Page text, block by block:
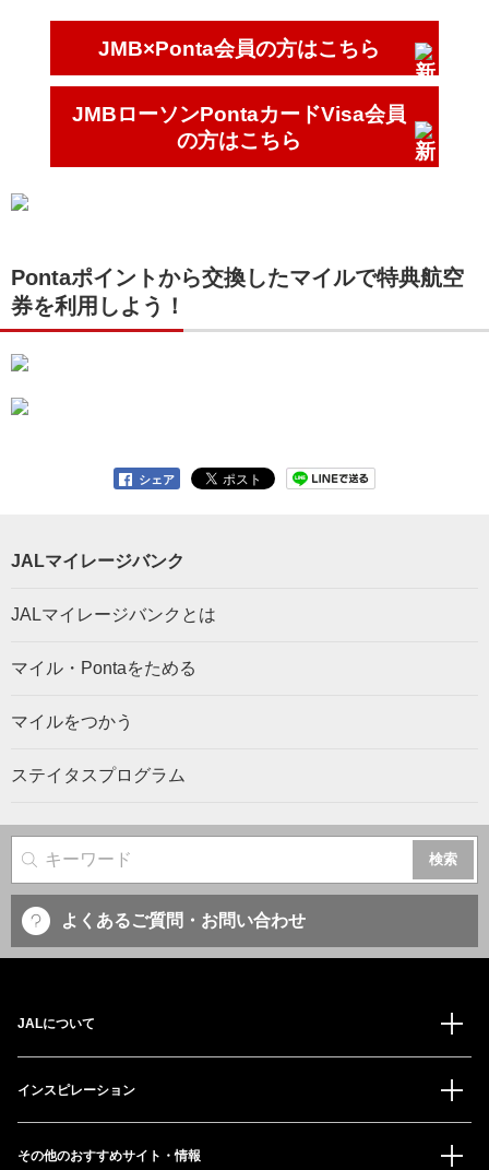
JMB×Ponta会員の方はこちら
JMBローソンPontaカードVisa会員
の方はこちら
Pontaポイントから交換したマイルで特典航空
券を利用しよう！
シェア
JALマイレージバンク
JALマイレージバンクとは
マイル・Pontaをためる
マイルをつかう
ステイタスプログラム
サイト内検索
よくあるご質問・お問い合わせ
JALについて
インスピレーション
その他のおすすめサイト・情報